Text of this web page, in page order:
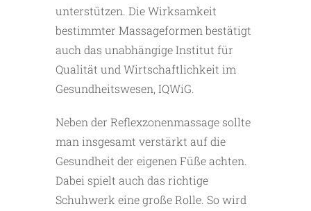
unterstützen. Die Wirksamkeit
bestimmter Massageformen bestätigt
auch das unabhängige Institut für
Qualität und Wirtschaftlichkeit im
Gesundheitswesen, IQWiG.
Neben der Reflexzonenmassage sollte
man insgesamt verstärkt auf die
Gesundheit der eigenen Füße achten.
Dabei spielt auch das richtige
Schuhwerk eine große Rolle. So wird